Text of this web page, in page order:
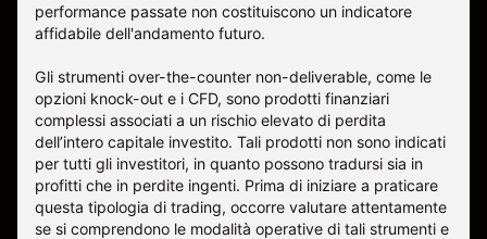
performance passate non costituiscono un indicatore
affidabile dell'andamento futuro.
Gli strumenti over-the-counter non-deliverable, come le
opzioni knock-out e i CFD, sono prodotti finanziari
complessi associati a un rischio elevato di perdita
dell’intero capitale investito. Tali prodotti non sono indicati
per tutti gli investitori, in quanto possono tradursi sia in
profitti che in perdite ingenti. Prima di iniziare a praticare
questa tipologia di trading, occorre valutare attentamente
se si comprendono le modalità operative di tali strumenti e